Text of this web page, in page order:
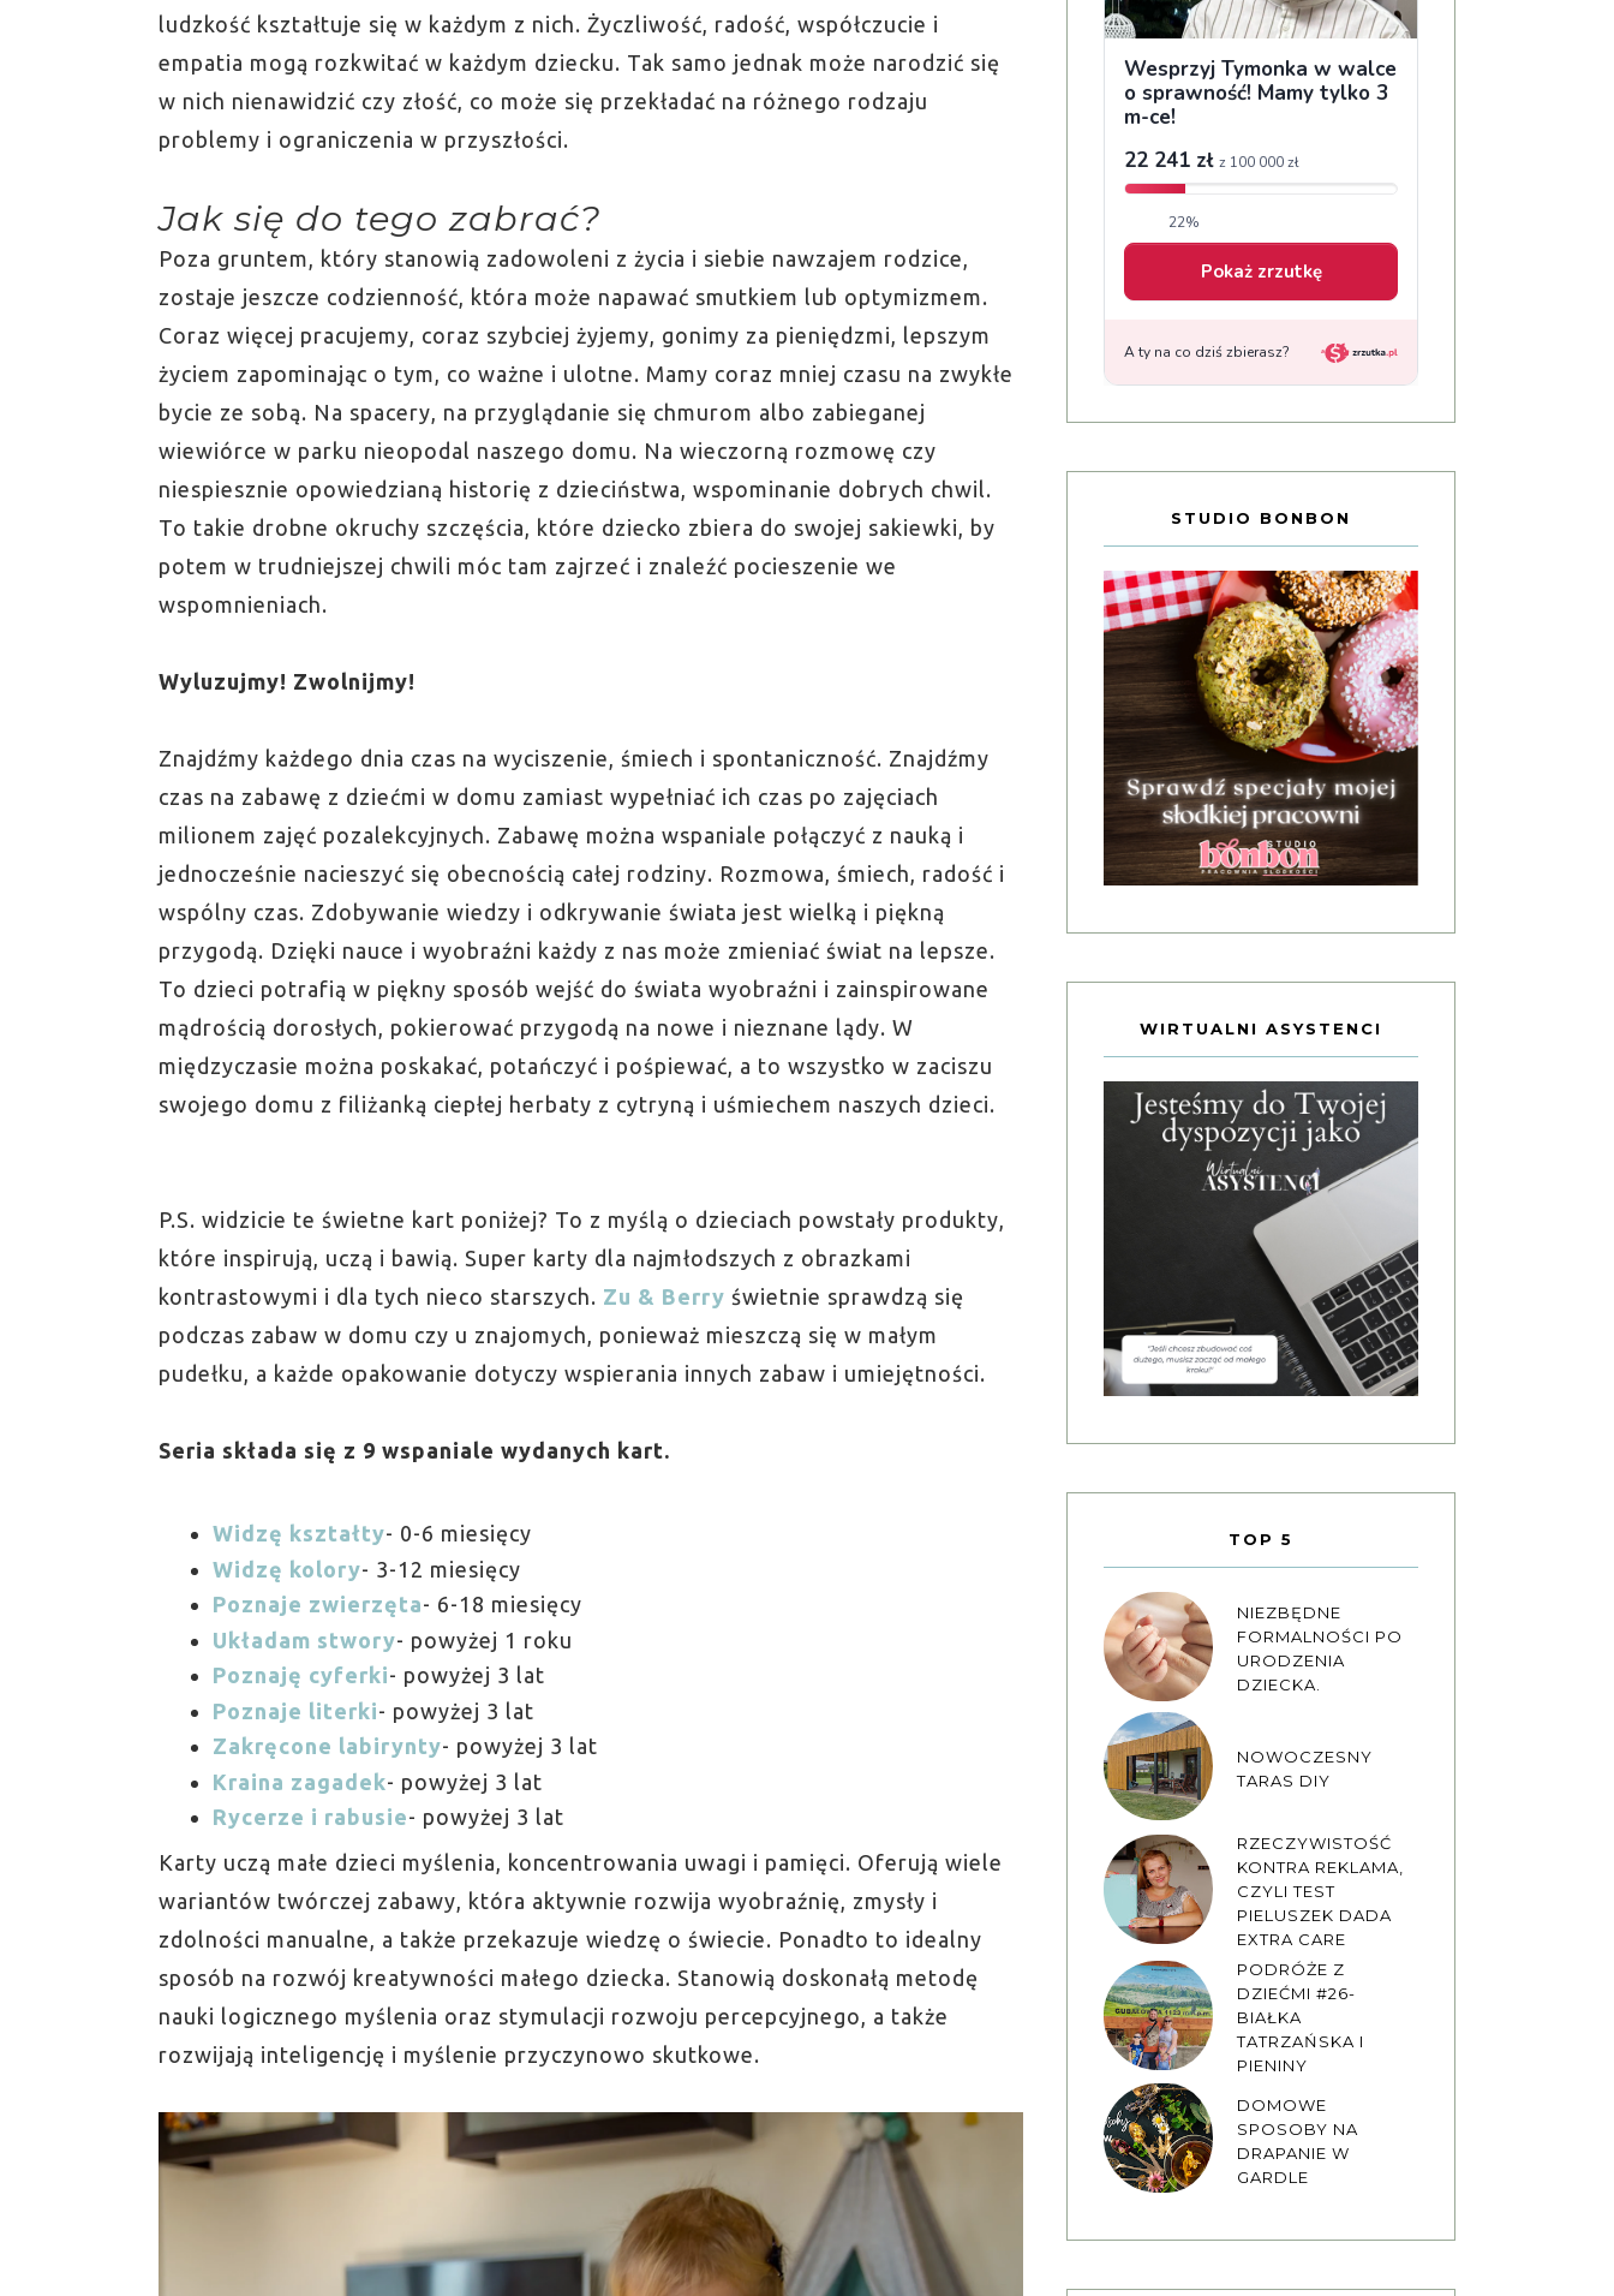
ludzkość kształtuje się w każdym z nich. Życzliwość, radość, współczucie i
empatia mogą rozkwitać w każdym dziecku. Tak samo jednak może narodzić się
w nich nienawidzić czy złość, co może się przekładać na różnego rodzaju
problemy i ograniczenia w przyszłości.
Jak się do tego zabrać?
Poza gruntem, który stanowią zadowoleni z życia i siebie nawzajem rodzice,
zostaje jeszcze codzienność, która może napawać smutkiem lub optymizmem.
Coraz więcej pracujemy, coraz szybciej żyjemy, gonimy za pieniędzmi, lepszym
życiem zapominając o tym, co ważne i ulotne. Mamy coraz mniej czasu na zwykłe
bycie ze sobą. Na spacery, na przyglądanie się chmurom albo zabieganej
wiewiórce w parku nieopodal naszego domu. Na wieczorną rozmowę czy
niespiesznie opowiedzianą historię z dzieciństwa, wspominanie dobrych chwil.
To takie drobne okruchy szczęścia, które dziecko zbiera do swojej sakiewki, by
potem w trudniejszej chwili móc tam zajrzeć i znaleźć pocieszenie we
wspomnieniach.
Wyluzujmy! Zwolnijmy!
Znajdźmy każdego dnia czas na wyciszenie, śmiech i spontaniczność. Znajdźmy
czas na zabawę z dziećmi w domu zamiast wypełniać ich czas po zajęciach
milionem zajęć pozalekcyjnych. Zabawę można wspaniale połączyć z nauką i
jednocześnie nacieszyć się obecnością całej rodziny. Rozmowa, śmiech, radość i
wspólny czas. Zdobywanie wiedzy i odkrywanie świata jest wielką i piękną
przygodą. Dzięki nauce i wyobraźni każdy z nas może zmieniać świat na lepsze.
To dzieci potrafią w piękny sposób wejść do świata wyobraźni i zainspirowane
mądrością dorosłych, pokierować przygodą na nowe i nieznane lądy. W
międzyczasie można poskakać, potańczyć i pośpiewać, a to wszystko w zaciszu
swojego domu z filiżanką ciepłej herbaty z cytryną i uśmiechem naszych dzieci.
P.S. widzicie te świetne kart poniżej? To z myślą o dzieciach powstały produkty,
które inspirują, uczą i bawią. Super karty dla najmłodszych z obrazkami
kontrastowymi i dla tych nieco starszych. Zu & Berry świetnie sprawdzą się
podczas zabaw w domu czy u znajomych, ponieważ mieszczą się w małym
pudełku, a każde opakowanie dotyczy wspierania innych zabaw i umiejętności.
Seria składa się z 9 wspaniale wydanych kart.
Widzę kształty- 0-6 miesięcy
Widzę kolory- 3-12 miesięcy
Poznaje zwierzęta- 6-18 miesięcy
Układam stwory- powyżej 1 roku
Poznaję cyferki- powyżej 3 lat
Poznaje literki- powyżej 3 lat
Zakręcone labirynty- powyżej 3 lat
Kraina zagadek- powyżej 3 lat
Rycerze i rabusie- powyżej 3 lat
Karty uczą małe dzieci myślenia, koncentrowania uwagi i pamięci. Oferują wiele
wariantów twórczej zabawy, która aktywnie rozwija wyobraźnię, zmysły i
zdolności manualne, a także przekazuje wiedzę o świecie. Ponadto to idealny
sposób na rozwój kreatywności małego dziecka. Stanowią doskonałą metodę
nauki logicznego myślenia oraz stymulacji rozwoju percepcyjnego, a także
rozwijają inteligencję i myślenie przyczynowo skutkowe.
STUDIO BONBON
WIRTUALNI ASYSTENCI
TOP 5
NIEZBĘDNE
FORMALNOŚCI PO
URODZENIA
DZIECKA.
NOWOCZESNY
TARAS DIY
RZECZYWISTOŚĆ
KONTRA REKLAMA,
CZYLI TEST
PIELUSZEK DADA
EXTRA CARE
PODRÓŻE Z
DZIEĆMI #26-
BIAŁKA
TATRZAŃSKA I
PIENINY
DOMOWE
SPOSOBY NA
DRAPANIE W
GARDLE